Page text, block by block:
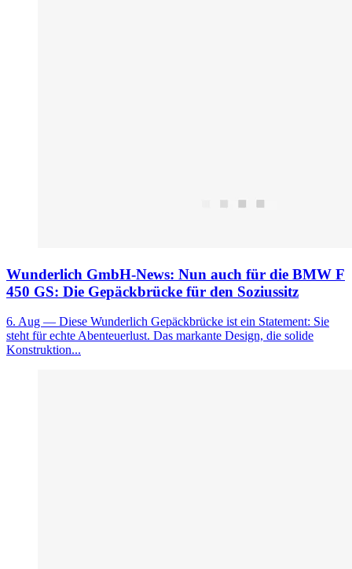
Wunderlich GmbH-News: Nun auch für die BMW F
450 GS: Die Gepäckbrücke für den Soziussitz
6. Aug — Diese Wunderlich Gepäckbrücke ist ein Statement: Sie
steht für echte Abenteuerlust. Das markante Design, die solide
Konstruktion...